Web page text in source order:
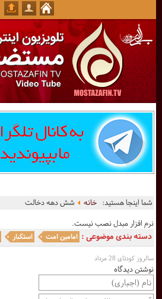
شما اینجا هستید:خانه
شش دهه دخالت
نرم افزار مبدل نصب نیست.
دسته بندی موضوعی : امامین امت استکبار
سالروز کودتای 28 مرداد
نوشتن دیدگاه